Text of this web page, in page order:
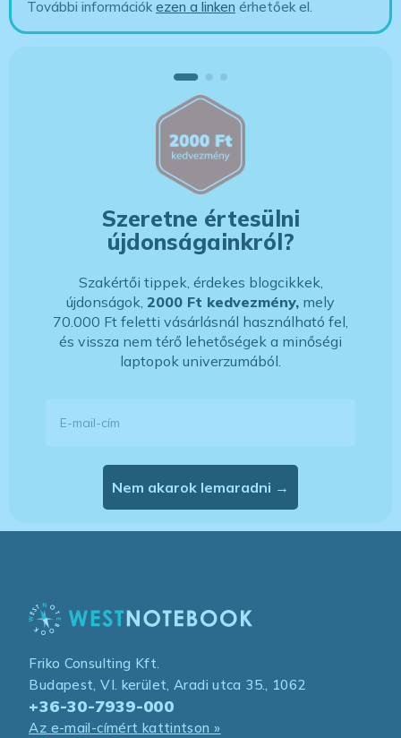
További információkezen a linken érhetőek el.
Szeretne értesülni
újdonságainkról?
Szakértői tippek, érdekes blogcikkek,
újdonságok, 2000 Ft kedvezmény, mely
70.000 Ft feletti vásárlásnál használható fel,
és vissza nem térő lehetőségek a minőségi
laptopok univerzumából.
Nem akarok lemaradni →
Friko Consulting Kft.
Budapest, VI. kerület, Aradi utca 35., 1062
+36-30-7939-000
Az e-mail-címért kattintson »